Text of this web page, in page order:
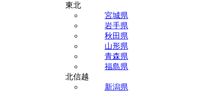
東北
宮城県
岩手県
秋田県
山形県
青森県
福島県
北信越
新潟県